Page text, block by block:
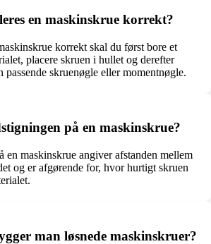
en maskinskrue korrekt?
korrekt skal du først bore et
placere skruen i hullet og derefter
passende skruenøgle eller momentnøgle.
på en maskinskrue?
en maskinskrue angiver afstanden mellem
og er afgørende for, hvor hurtigt skruen
man løsnede maskinskruer?